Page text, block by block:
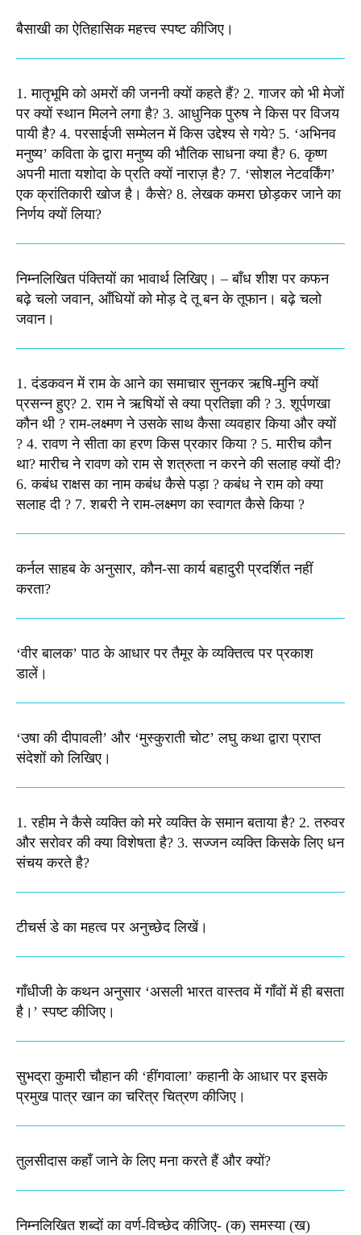
बैसाखी का ऐतिहासिक महत्त्व स्पष्ट कीजिए।​
1. मातृभूमि को अमरों की जननी क्यों कहते हैं? 2. गाजर को भी मेजों
पर क्यों स्थान मिलने लगा है? 3. आधुनिक पुरुष ने किस पर विजय
पायी है? 4. परसाईजी सम्मेलन में किस उद्देश्य से गये? 5. ‘अभिनव
मनुष्य’ कविता के द्वारा मनुष्य की भौतिक साधना क्या है? 6. कृष्ण
अपनी माता यशोदा के प्रति क्यों नाराज़ है? 7. ‘सोशल नेटवर्किंग’
एक क्रांतिकारी खोज है। कैसे? 8. लेखक कमरा छोड़कर जाने का
निर्णय क्यों लिया?​
निम्नलिखित पंक्तियों का भावार्थ लिखिए। – बाँध शीश पर कफन
बढ़े चलो जवान, आँधियों को मोड़ दे तू बन के तूफान। बढ़े चलो
जवान। ​
1. दंडकवन में राम के आने का समाचार सुनकर ऋषि-मुनि क्यों
प्रसन्न हुए? 2. राम ने ऋषियों से क्या प्रतिज्ञा की ? 3. शूर्पणखा
कौन थी ? राम-लक्ष्मण ने उसके साथ कैसा व्यवहार किया और क्यों
? 4. रावण ने सीता का हरण किस प्रकार किया ? 5. मारीच कौन
था? मारीच ने रावण को राम से शत्रुता न करने की सलाह क्यों दी?
6. कबंध राक्षस का नाम कबंध कैसे पड़ा ? कबंध ने राम को क्या
सलाह दी ? 7. शबरी ने राम-लक्ष्मण का स्वागत कैसे किया ?
कर्नल साहब के अनुसार, कौन-सा कार्य बहादुरी प्रदर्शित नहीं
करता?
‘वीर बालक’ पाठ के आधार पर तैमूर के व्यक्तित्व पर प्रकाश
डालें।
‘उषा की दीपावली’ और ‘मुस्कुराती चोट’ लघु कथा द्वारा प्राप्त
संदेशों को लिखिए।
1. रहीम ने कैसे व्यक्ति को मरे व्यक्ति के समान बताया है? 2. तरुवर
और सरोवर की क्या विशेषता है? 3. सज्जन व्यक्ति किसके लिए धन
संचय करते है?
टीचर्स डे का महत्व पर अनुच्छेद लिखें।
गाँधीजी के कथन अनुसार ‘असली भारत वास्तव में गाँवों में ही बसता
है।’ स्पष्ट कीजिए।
सुभद्रा कुमारी चौहान की ‘हींगवाला’ कहानी के आधार पर इसके
प्रमुख पात्र खान का चरित्र चित्रण कीजिए।
तुलसीदास कहाँ जाने के लिए मना करते हैं और क्यों?
निम्नलिखित शब्दों का वर्ण-विच्छेद कीजिए-​ (क) समस्या (ख)